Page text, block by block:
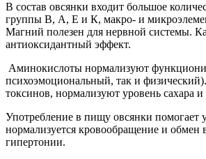
В состав овсянки входит большое
группы В, А, Е и К, макро- и
Магний полезен для нервной системы.
антиоксидантный эффект.
Аминокислоты нормализуют
психоэмоциональный, так и
токсинов, нормализуют уровень сахара и
Употребление в пищу овсянки помогает
нормализуется кровообращение и обмен
гипертонии.